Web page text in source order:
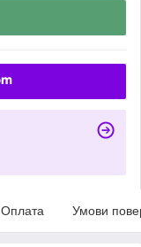
Оплата Умови